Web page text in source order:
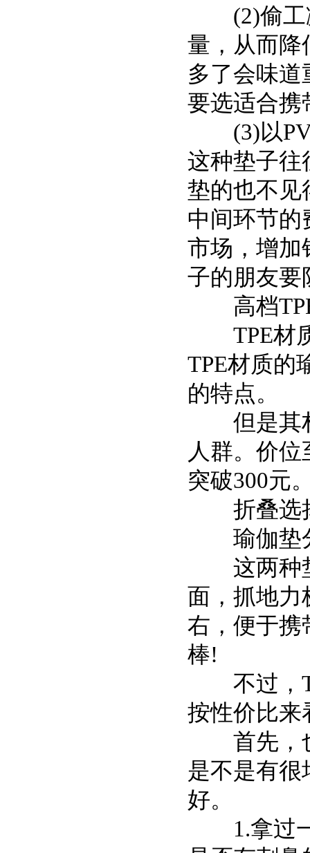
(2)偷工减
量，从而降
多了会味
要选适合携
(3)以PVC
这种垫子往
垫的也不见
中间环节的
市场，增加
子的朋友要
高档
TPE材质
TPE材质的
的特点。
但是其材
人群。价
突破300元
折叠选
瑜伽垫分
这两种垫
面，抓地力
右，便于携
棒!
不过，
按性价比来
首先，也
是不是有很
好。
1.拿过一